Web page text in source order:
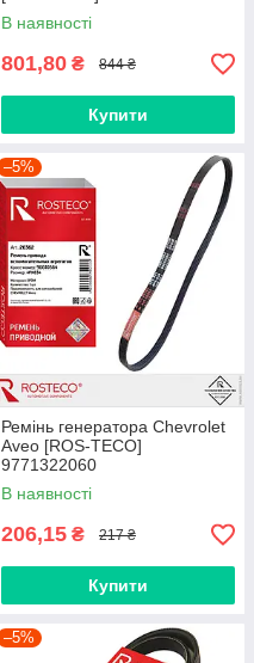
В наявності
801,80 ₴ 844 ₴
Купити
–5%
Ремінь генератора Chevrolet
Aveo [ROS-TECO]
9771322060
В наявності
206,15 ₴ 217 ₴
Купити
–5%